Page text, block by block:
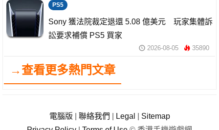
PS5
Sony 獲法院裁定退還 5.08 億美元 玩家集體訴
訟要求補償 PS5 買家
2026-08-05 35890
→查看更多熱門文章
電腦版 聯絡我們 Legal
Sitemap